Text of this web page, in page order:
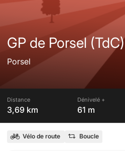
GP de Porsel (TdC)
Porsel
Distance
3,69 km
Dénivelé +
61 m
Vélo de route Boucle